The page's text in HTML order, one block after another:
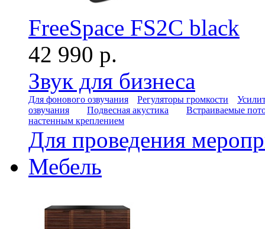
FreeSpace FS2C black
42 990 р.
Звук для бизнеса
Для фонового озвучания Регуляторы громкости
озвучания
Подвесная акустика
Встраиваемые
настенным креплением
Для проведения
Мебель